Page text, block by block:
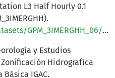
L3 Half Hourly 0.1
summary
y Estudios
Zonificación Hidrografíca
IGAC.